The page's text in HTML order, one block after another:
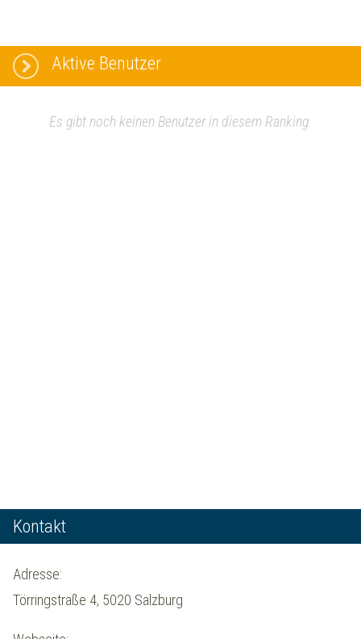
Aktive Benutzer
Es gibt noch keinen Benutzer in diesem Ranking.
Kontakt
Adresse:
Törringstraße 4, 5020 Salzburg